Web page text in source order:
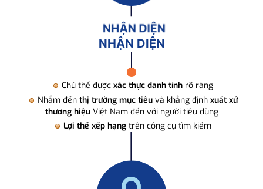
NHẬN DIỆN
Chủ thể được xác thực danh tính rõ ràng
Nhắm đến thị trường mục tiêuvà khẳng định xuất xứ
thương hiệuViệt Nam đến với người tiêu dùng
Lợi thế xếp hạng trên công cụ tìm kiếm